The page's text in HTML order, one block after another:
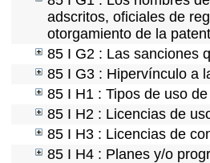
adscritos, oficiales de
otorgamiento de la
85 I G2 : Las sanciones
85 I G3 : Hipervínculo a
85 I H1 : Tipos de uso
85 I H2 : Licencias de
85 I H3 : Licencias de
85 I H4 : Planes y/o